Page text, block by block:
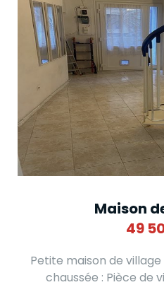
Maison
49
Petite maison de
chaussée : Pièce de